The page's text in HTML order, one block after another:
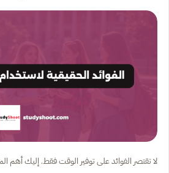
لا تقتصر الفوائد على توفير الوقت فقط. إليك